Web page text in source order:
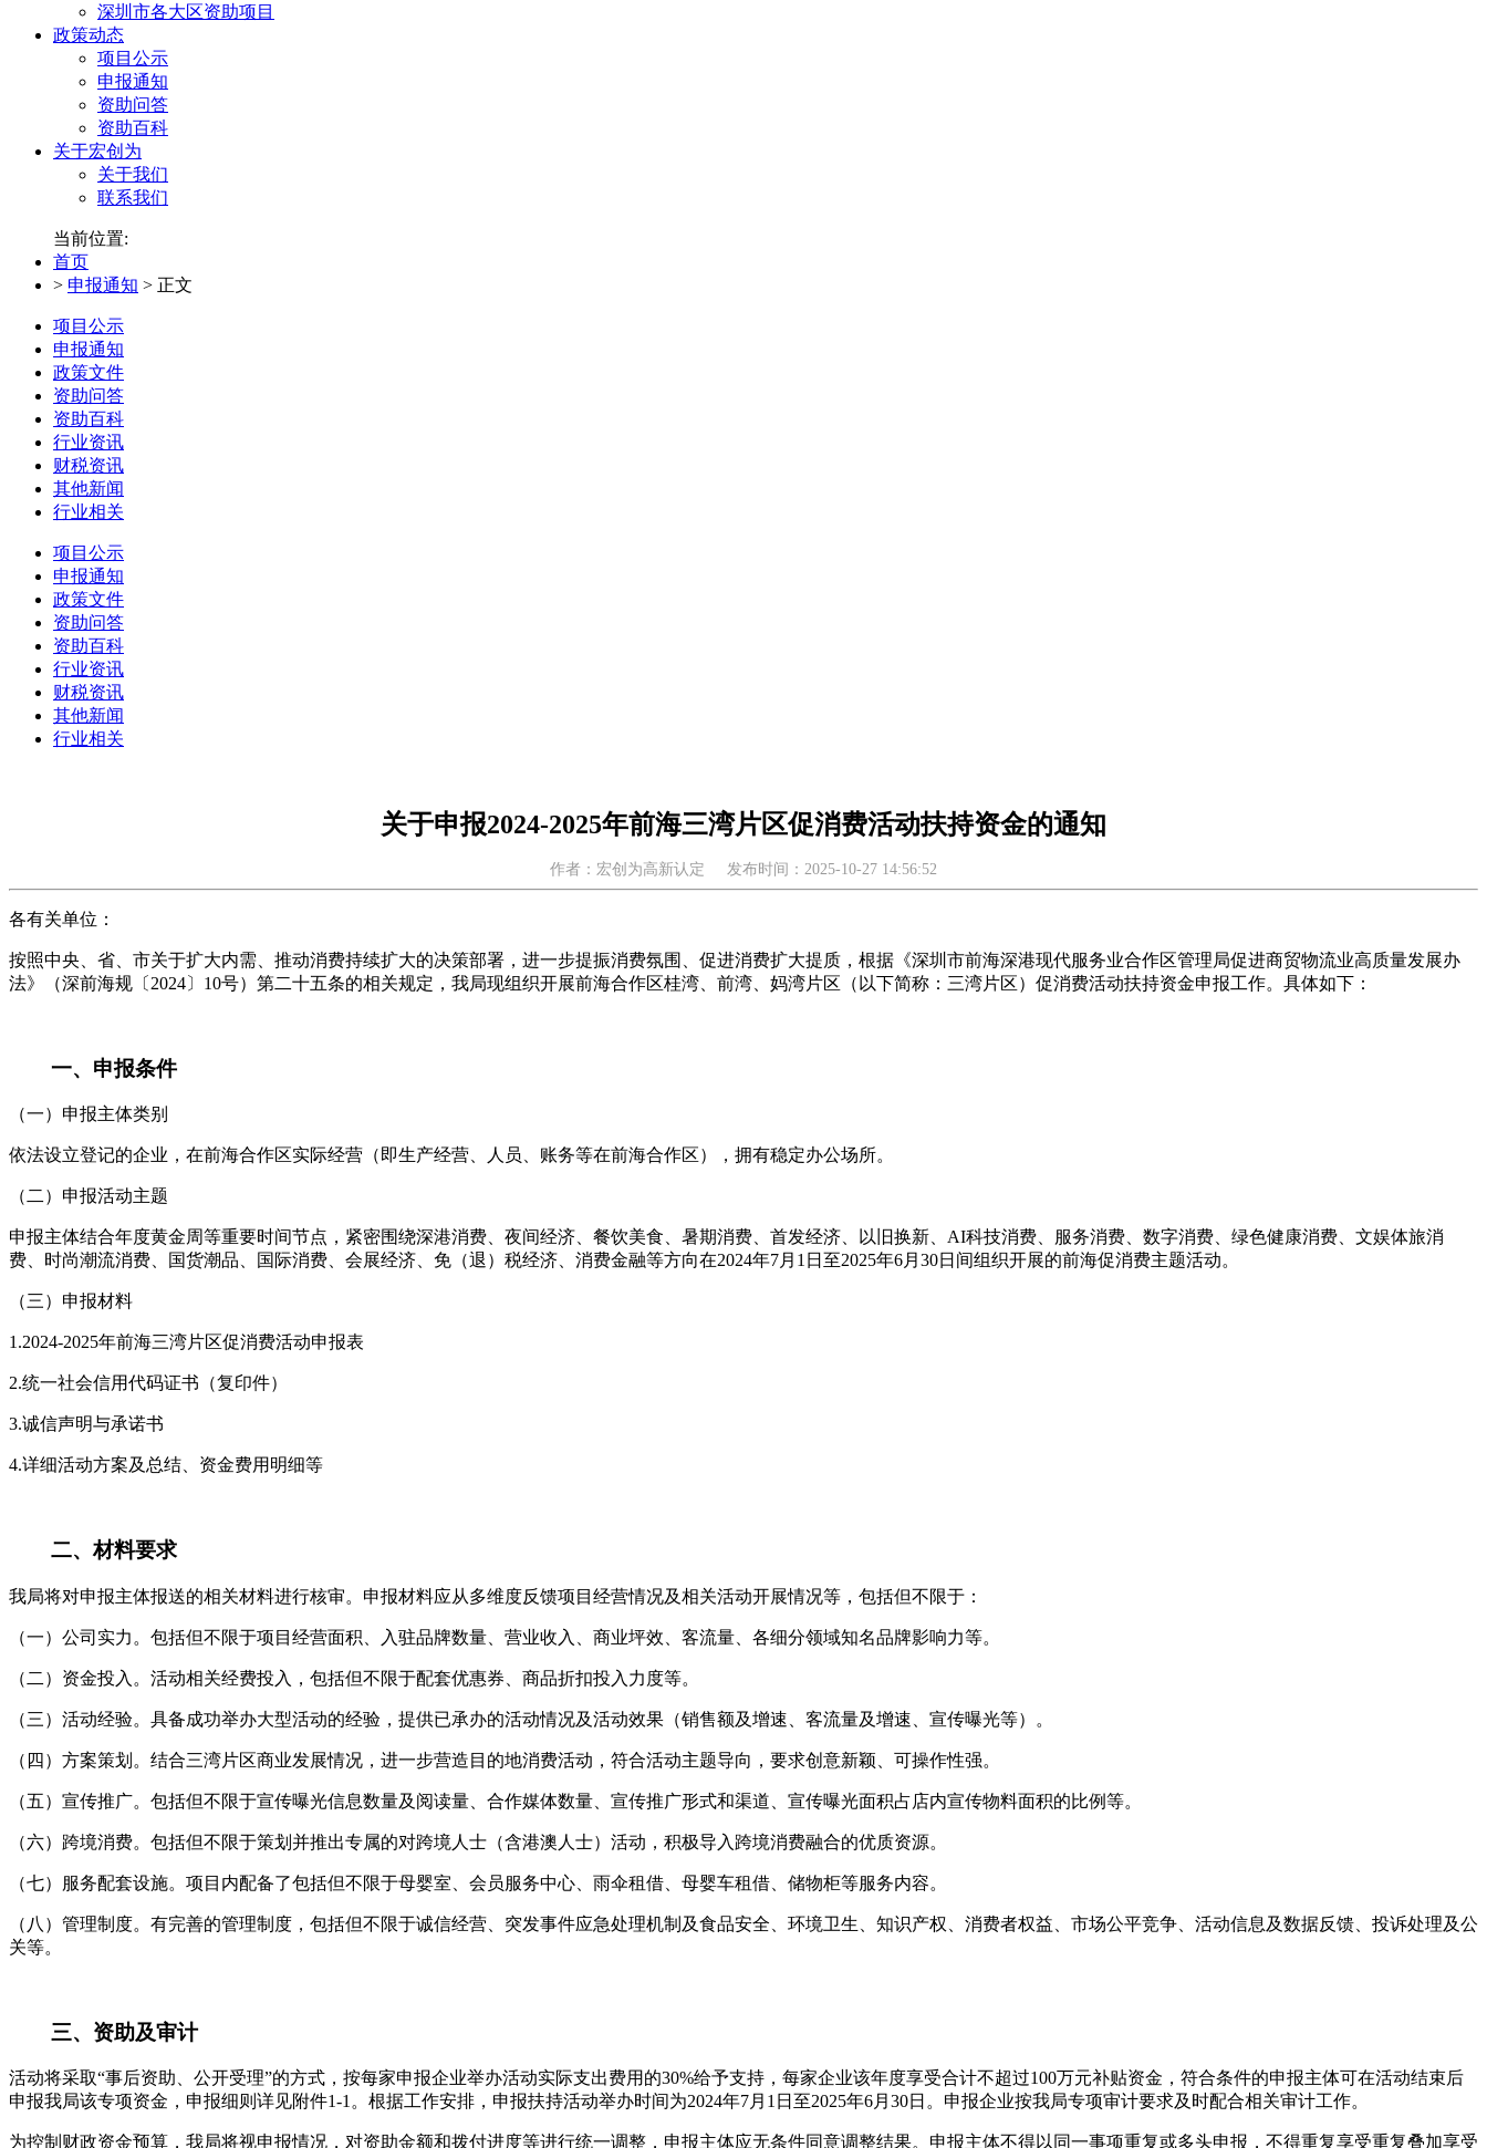
深圳市各大区资助项目
政策动态
项目公示
申报通知
资助问答
资助百科
关于宏创为
关于我们
联系我们
当前位置:
首页
> 申报通知 > 正文
项目公示
申报通知
政策文件
资助问答
资助百科
行业资讯
财税资讯
其他新闻
行业相关
项目公示
申报通知
政策文件
资助问答
资助百科
行业资讯
财税资讯
其他新闻
行业相关
关于申报2024-2025年前海三湾片区促消费活动扶持资金的通知
作者：宏创为高新认定 发布时间：2025-10-27 14:56:52
各有关单位：
按照中央、省、市关于扩大内需、推动消费持续扩大的决策部署，进一步提振消费氛围、促进消费扩大提质，根据《深圳市前海深港现代服务业合作区管理局促进商贸物流业高质量发展办
法》（深前海规〔2024〕10号）第二十五条的相关规定，我局现组织开展前海合作区桂湾、前湾、妈湾片区（以下简称：三湾片区）促消费活动扶持资金申报工作。具体如下：
一、申报条件
（一）申报主体类别
依法设立登记的企业，在前海合作区实际经营（即生产经营、人员、账务等在前海合作区），拥有稳定办公场所。
（二）申报活动主题
申报主体结合年度黄金周等重要时间节点，紧密围绕深港消费、夜间经济、餐饮美食、暑期消费、首发经济、以旧换新、AI科技消费、服务消费、数字消费、绿色健康消费、文娱体旅消
费、时尚潮流消费、国货潮品、国际消费、会展经济、免（退）税经济、消费金融等方向在2024年7月1日至2025年6月30日间组织开展的前海促消费主题活动。
（三）申报材料
1.2024-2025年前海三湾片区促消费活动申报表
2.统一社会信用代码证书（复印件）
3.诚信声明与承诺书
4.详细活动方案及总结、资金费用明细等
二、材料要求
我局将对申报主体报送的相关材料进行核审。申报材料应从多维度反馈项目经营情况及相关活动开展情况等，包括但不限于：
（一）公司实力。包括但不限于项目经营面积、入驻品牌数量、营业收入、商业坪效、客流量、各细分领域知名品牌影响力等。
（二）资金投入。活动相关经费投入，包括但不限于配套优惠券、商品折扣投入力度等。
（三）活动经验。具备成功举办大型活动的经验，提供已承办的活动情况及活动效果（销售额及增速、客流量及增速、宣传曝光等）。
（四）方案策划。结合三湾片区商业发展情况，进一步营造目的地消费活动，符合活动主题导向，要求创意新颖、可操作性强。
（五）宣传推广。包括但不限于宣传曝光信息数量及阅读量、合作媒体数量、宣传推广形式和渠道、宣传曝光面积占店内宣传物料面积的比例等。
（六）跨境消费。包括但不限于策划并推出专属的对跨境人士（含港澳人士）活动，积极导入跨境消费融合的优质资源。
（七）服务配套设施。项目内配备了包括但不限于母婴室、会员服务中心、雨伞租借、母婴车租借、储物柜等服务内容。
（八）管理制度。有完善的管理制度，包括但不限于诚信经营、突发事件应急处理机制及食品安全、环境卫生、知识产权、消费者权益、市场公平竞争、活动信息及数据反馈、投诉处理及公
关等。
三、资助及审计
活动将采取“事后资助、公开受理”的方式，按每家申报企业举办活动实际支出费用的30%给予支持，每家企业该年度享受合计不超过100万元补贴资金，符合条件的申报主体可在活动结束后
申报我局该专项资金，申报细则详见附件1-1。根据工作安排，申报扶持活动举办时间为2024年7月1日至2025年6月30日。申报企业按我局专项审计要求及时配合相关审计工作。
为控制财政资金预算，我局将视申报情况，对资助金额和拨付进度等进行统一调整，申报主体应无条件同意调整结果。申报主体不得以同一事项重复或多头申报，不得重复享受重复叠加享受